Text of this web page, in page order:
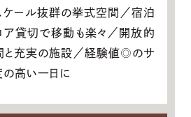
ール抜群の挙式空間／宿泊
ア貸切で移動も楽々／開放的
と充実の施設／経験値◎のサ
高い一日に